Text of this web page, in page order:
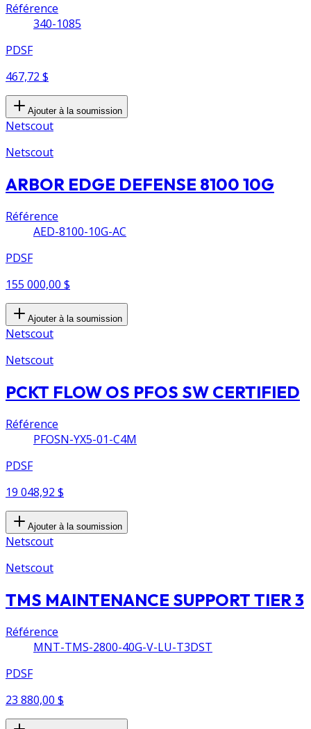
Référence
340-1085
PDSF
467,72 $
Ajouter à la soumission
Netscout
Netscout
ARBOR EDGE DEFENSE 8100 10G
Référence
AED-8100-10G-AC
PDSF
155 000,00 $
Ajouter à la soumission
Netscout
Netscout
PCKT FLOW OS PFOS SW CERTIFIED
Référence
PFOSN-YX5-01-C4M
PDSF
19 048,92 $
Ajouter à la soumission
Netscout
Netscout
TMS MAINTENANCE SUPPORT TIER 3
Référence
MNT-TMS-2800-40G-V-LU-T3DST
PDSF
23 880,00 $